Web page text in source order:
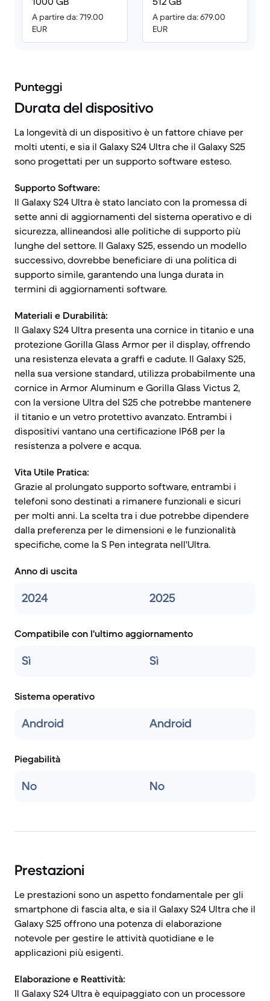
A partire da: 719.00
EUR
A partire da: 679.00
EUR
Punteggi
Durata del dispositivo
La longevità di un dispositivo è un fattore chiave per
molti utenti, e sia il Galaxy S24 Ultra che il Galaxy S25
sono progettati per un supporto software esteso.
Supporto Software:
Il Galaxy S24 Ultra è stato lanciato con la promessa di
sette anni di aggiornamenti del sistema operativo e di
sicurezza, allineandosi alle politiche di supporto più
lunghe del settore. Il Galaxy S25, essendo un modello
successivo, dovrebbe beneficiare di una politica di
supporto simile, garantendo una lunga durata in
termini di aggiornamenti software.
Materiali e Durabilità:
Il Galaxy S24 Ultra presenta una cornice in titanio e una
protezione Gorilla Glass Armor per il display, offrendo
una resistenza elevata a graffi e cadute. Il Galaxy S25,
nella sua versione standard, utilizza probabilmente una
cornice in Armor Aluminum e Gorilla Glass Victus 2,
con la versione Ultra del S25 che potrebbe mantenere
il titanio e un vetro protettivo avanzato. Entrambi i
dispositivi vantano una certificazione IP68 per la
resistenza a polvere e acqua.
Vita Utile Pratica:
Grazie al prolungato supporto software, entrambi i
telefoni sono destinati a rimanere funzionali e sicuri
per molti anni. La scelta tra i due potrebbe dipendere
dalla preferenza per le dimensioni e le funzionalità
specifiche, come la S Pen integrata nell'Ultra.
Anno di uscita
2024 2025
Compatibile con l'ultimo aggiornamento
Sì Sì
Sistema operativo
Android Android
Piegabilità
No No
Prestazioni
Le prestazioni sono un aspetto fondamentale per gli
smartphone di fascia alta, e sia il Galaxy S24 Ultra che il
Galaxy S25 offrono una potenza di elaborazione
notevole per gestire le attività quotidiane e le
applicazioni più esigenti.
Elaborazione e Reattività:
Il Galaxy S24 Ultra è equipaggiato con un processore